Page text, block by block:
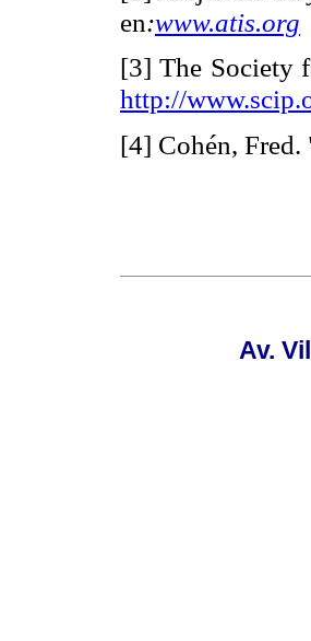
en:www.atis.org
[3] The Society
http://
[4] Cohén, Fred.
Av.